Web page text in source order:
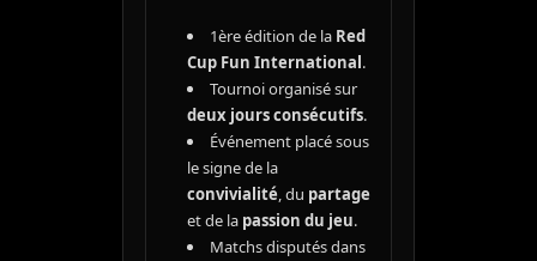
1ère édition de la Red
Cup Fun International.
Tournoi organisé sur
deux jours consécutifs.
Événement placé sous
le signe de la
convivialité, du partage
et de la passion du jeu.
Matchs disputés dans